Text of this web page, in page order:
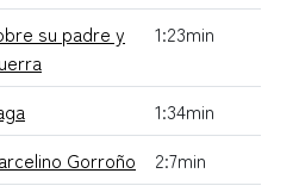
su padre y
1:23min
1:34min
Gorroño
2:7min